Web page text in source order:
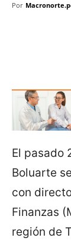
Por
El pasado
Boluarte
con
Finanzas
región de